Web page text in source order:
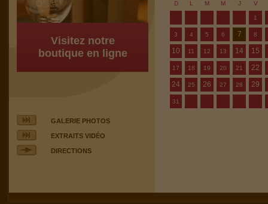
Visitez notre
boutique en ligne
GALERIE PHOTOS
EXTRAITS VIDÉO
DIRECTIONS
D L M M J V
1
3 4 5 6 7 8
10 11 12 13 14 15
17 18 19 20 21 22
24
25 26 27 28 29
31